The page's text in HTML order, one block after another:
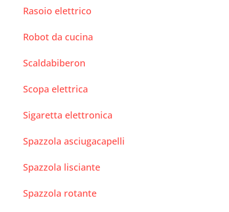
Rasoio elettrico
Robot da cucina
Scaldabiberon
Scopa elettrica
Sigaretta elettronica
Spazzola asciugacapelli
Spazzola lisciante
Spazzola rotante